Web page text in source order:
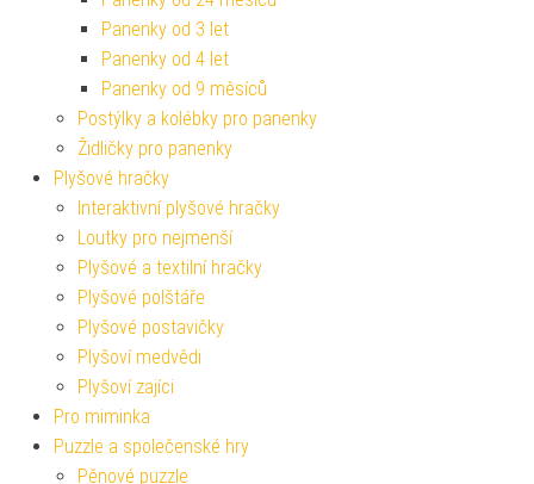
Panenky od 3 let
Panenky od 4 let
Panenky od 9 měsíců
Postýlky a kolébky pro panenky
Židličky pro panenky
Plyšové hračky
Interaktivní plyšové hračky
Loutky pro nejmenší
Plyšové a textilní hračky
Plyšové polštáře
Plyšové postavičky
Plyšoví medvědi
Plyšoví zajíci
Pro miminka
Puzzle a společenské hry
Pěnové puzzle